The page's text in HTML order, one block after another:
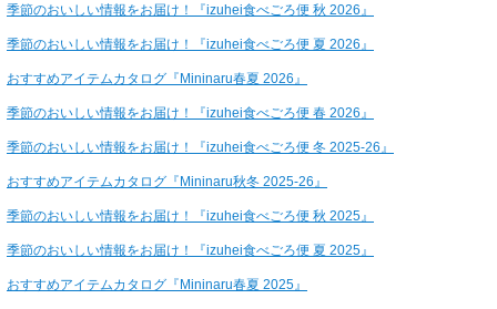
季節のおいしい情報をお届け！『izuhei食べごろ便 秋 2026』
季節のおいしい情報をお届け！『izuhei食べごろ便 夏 2026』
おすすめアイテムカタログ『Mininaru春夏 2026』
季節のおいしい情報をお届け！『izuhei食べごろ便 春 2026』
季節のおいしい情報をお届け！『izuhei食べごろ便 冬 2025-26』
おすすめアイテムカタログ『Mininaru秋冬 2025-26』
季節のおいしい情報をお届け！『izuhei食べごろ便 秋 2025』
季節のおいしい情報をお届け！『izuhei食べごろ便 夏 2025』
おすすめアイテムカタログ『Mininaru春夏 2025』